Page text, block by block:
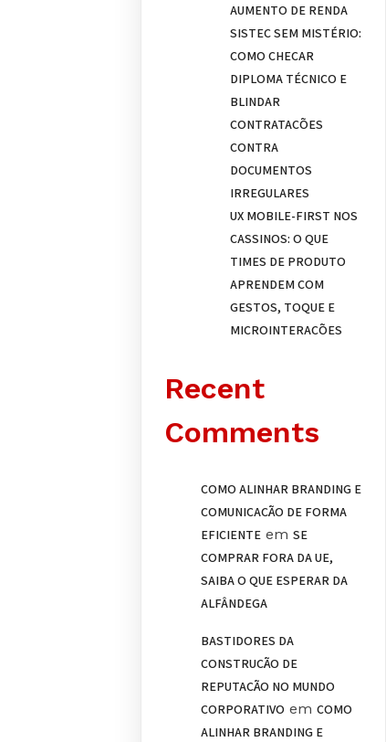
AUMENTO DE RENDA
SISTEC SEM MISTÉRIO:
COMO CHECAR
DIPLOMA TÉCNICO E
BLINDAR
CONTRATAÇÕES
CONTRA
DOCUMENTOS
IRREGULARES
UX MOBILE-FIRST NOS
CASSINOS: O QUE
TIMES DE PRODUTO
APRENDEM COM
GESTOS, TOQUE E
MICROINTERAÇÕES
Recent
Comments
COMO ALINHAR BRANDING E
COMUNICAÇÃO DE FORMA
EFICIENTE emSE
COMPRAR FORA DA UE,
SAIBA O QUE ESPERAR DA
ALFÂNDEGA
BASTIDORES DA
CONSTRUÇÃO DE
REPUTAÇÃO NO MUNDO
CORPORATIVO emCOMO
ALINHAR BRANDING E